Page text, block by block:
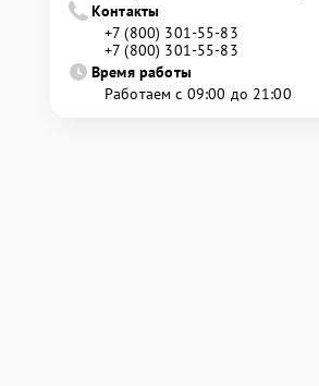
Контакты
+7 (800) 301-55-83
+7 (800) 301-55-83
Время работы
Работаем с 09:00 до 21:00